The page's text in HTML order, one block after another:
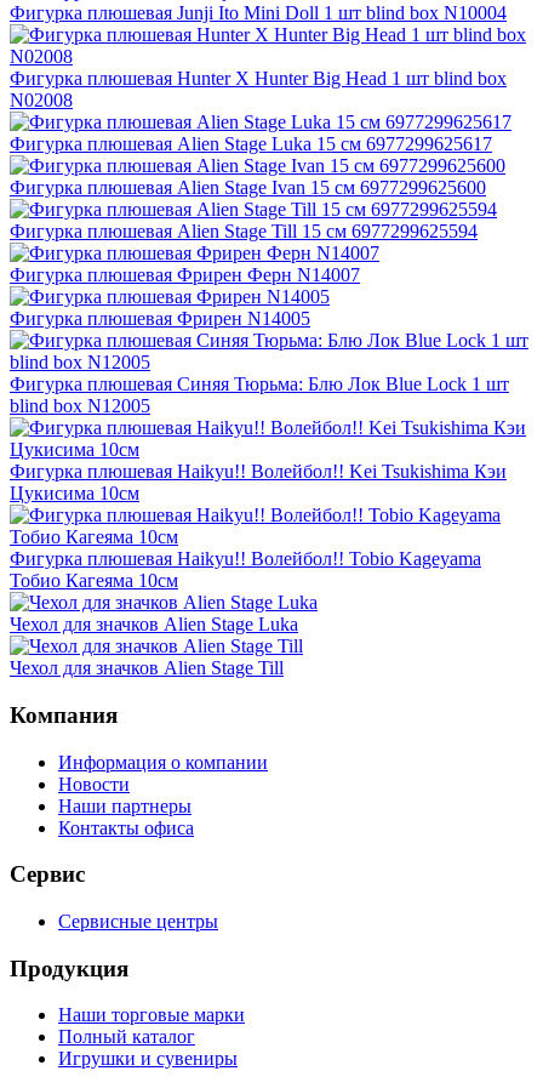
Фигурка плюшевая Junji Ito Mini Doll 1 шт blind box N10004
Фигурка плюшевая Hunter Х Hunter Big Head 1 шт blind box
N02008
Фигурка плюшевая Alien Stage Luka 15 см 6977299625617
Фигурка плюшевая Alien Stage Ivan 15 см 6977299625600
Фигурка плюшевая Alien Stage Till 15 см 6977299625594
Фигурка плюшевая Фрирен Ферн N14007
Фигурка плюшевая Фрирен N14005
Фигурка плюшевая Синяя Тюрьма: Блю Лок Blue Lock 1 шт
blind box N12005
Фигурка плюшевая Haikyu!! Волейбол!! Kei Tsukishima Кэи
Цукисима 10см
Фигурка плюшевая Haikyu!! Волейбол!! Tobio Kageyama
Тобио Кагеяма 10см
Чехол для значков Alien Stage Luka
Чехол для значков Alien Stage Till
Компания
Информация о компании
Новости
Наши партнеры
Контакты офиса
Сервис
Сервисные центры
Продукция
Наши торговые марки
Полный каталог
Игрушки и сувениры